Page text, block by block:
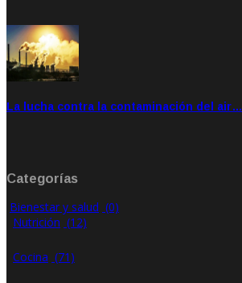
La lucha contra la contaminación del air…
Categorías
Bienestar y salud (0)
Nutrición (12)
Cocina (71)